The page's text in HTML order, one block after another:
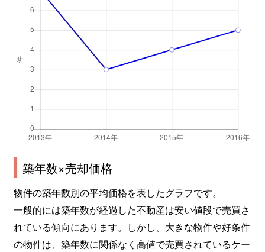
築年数×売却価格
物件の築年数別の平均価格を表したグラフです。
一般的には築年数が経過した不動産は安い値段で売買さ
れている傾向にあります。しかし、大きな物件や好条件
の物件は、築年数に関係なく高値で売買されているケー